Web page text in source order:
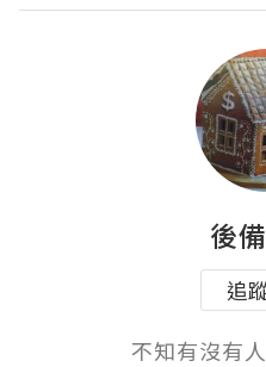
後
追
不知有沒有